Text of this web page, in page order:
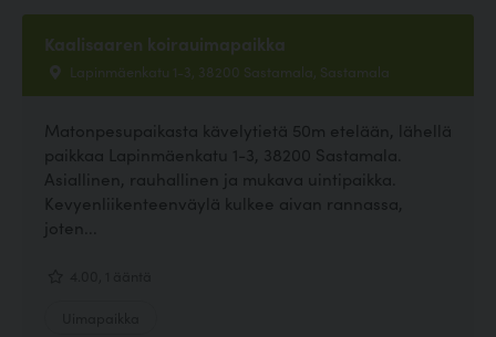
Kaalisaaren koirauimapaikka
Lapinmäenkatu 1-3, 38200 Sastamala, Sastamala
Matonpesupaikasta kävelytietä 50m etelään, lähellä
paikkaa Lapinmäenkatu 1-3, 38200 Sastamala.
Asiallinen, rauhallinen ja mukava uintipaikka.
Kevyenliikenteenväylä kulkee aivan rannassa,
joten...